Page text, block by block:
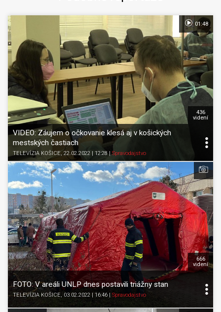
VIDEO: Záujem o očkovanie klesá aj v košických
mestských častiach
TELEVÍZIA KOŠICE, 22.02.2022 | 12:28|Spravodajstvo
436
videní
01:48
FOTO: V areáli UNLP dnes postavili triážny stan
TELEVÍZIA KOŠICE, 03.02.2022 | 16:46 Spravodajstvo
666
videní